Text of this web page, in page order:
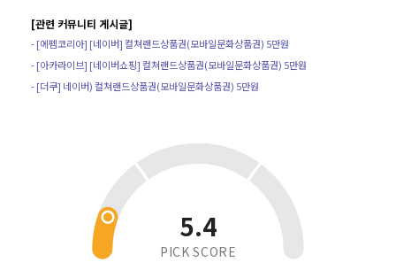
[관련 커뮤니티 게시글]
- [에펨코리아] [네이버] 컬쳐랜드상품권(모바일문화상품권) 5만원
- [아카라이브] [네이버쇼핑] 컬쳐랜드상품권(모바일문화상품권) 5만원
- [더쿠] 네이버) 컬쳐랜드상품권(모바일문화상품권) 5만원
5.4
PICK SCORE